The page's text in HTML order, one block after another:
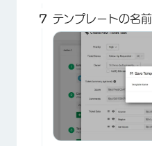
テンプレートの名前